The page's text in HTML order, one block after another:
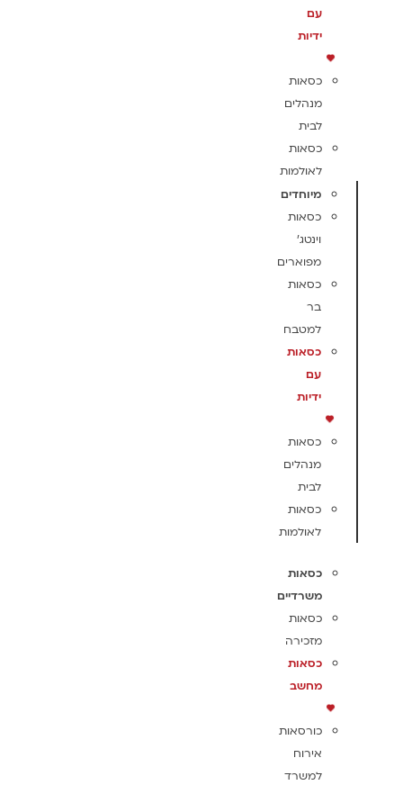
עם
ידיות
כסאות
מנהלים
לבית
כסאות
לאולמות
מיוחדים
כסאות
וינטג'
מפוארים
כסאות
בר
למטבח
כסאות
עם
ידיות
כסאות
מנהלים
לבית
כסאות
לאולמות
כסאות
משרדיים
כסאות
מזכירה
כסאות
מחשב
כורסאות
אירוח
למשרד